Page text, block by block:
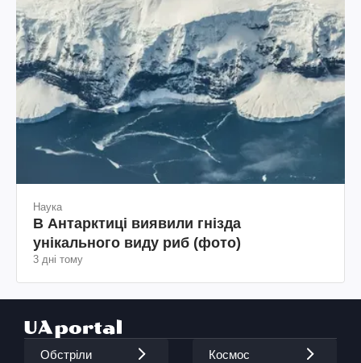
Наука
В Антарктиці виявили гнізда
унікального виду риб (фото)
3 дні тому
Обстріли Космос